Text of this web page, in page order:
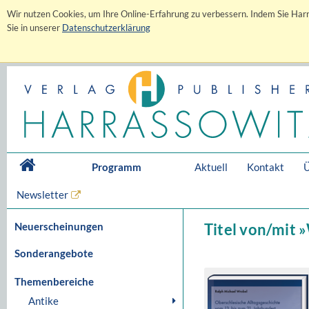
Wir nutzen Cookies, um Ihre Online-Erfahrung zu verbessern. Indem Sie
Sie in unserer Datenschutzerklärung
Programm Aktuell Kontakt
Newsletter
Neuerscheinungen
Sonderangebote
Themenbereiche
Antike
Titel von/mit